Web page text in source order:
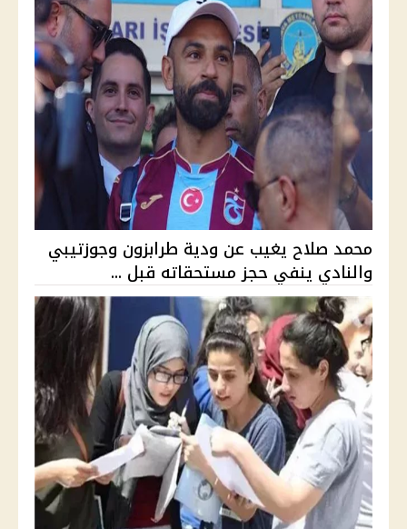
محمد صلاح يغيب عن ودية طرابزون وجوزتيبي
والنادي ينفي حجز مستحقاته قبل ...